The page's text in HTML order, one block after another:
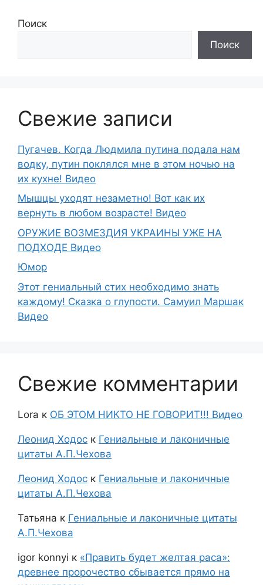
Поиск
Поиск
Свежие записи
Пугачев. Когда Людмила путина подала нам
водку, путин поклялся мне в этом ночью на
их кухне! Видео
Мышцы уходят незаметно! Вот как их
вернуть в любом возрасте! Видео
ОРУЖИЕ ВОЗМЕЗДИЯ УКРАИНЫ УЖЕ НА
ПОДХОДЕ Видео
Юмор
Этот гениальный стих необходимо знать
каждому! Сказка о глупости. Самуил Маршак
Видео
Свежие комментарии
Lora к ОБ ЭТОМ НИКТО НЕ ГОВОРИТ!!! Видео
Леонид Ходос к Гениальные и лаконичные
цитаты А.П.Чехова
Леонид Ходос к Гениальные и лаконичные
цитаты А.П.Чехова
Татьяна к Гениальные и лаконичные цитаты
А.П.Чехова
igor konnyi к «Править будет желтая раса»:
древнее пророчество сбывается прямо на